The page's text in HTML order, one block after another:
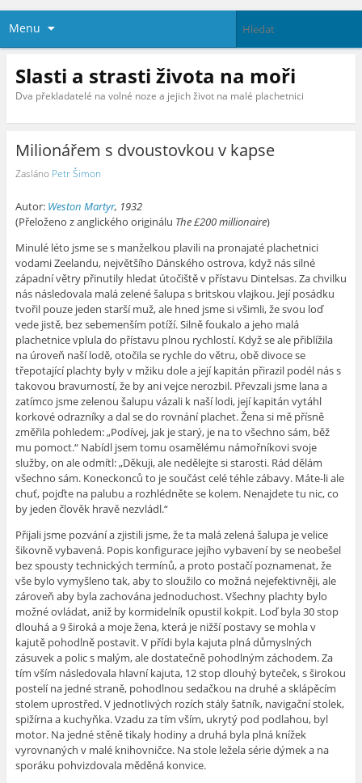
Menu
Slasti a strasti života na moři
Dva překladatelé na volné noze a jejich život na malé plachetnici
Milionářem s dvoustovkou v kapse
Zasláno Petr Šimon
Autor: Weston Martyr, 1932
(Přeloženo z anglického originálu The £200 millionaire)
Minulé léto jsme se s manželkou plavili na pronajaté plachetnici
vodami Zeelandu, největšího Dánského ostrova, když nás silné
západní větry přinutily hledat útočiště v přístavu Dintelsas. Za chvilku
nás následovala malá zelené šalupa s britskou vlajkou. Její posádku
tvořil pouze jeden starší muž, ale hned jsme si všimli, že svou loď
vede jistě, bez sebemenším potíží. Silně foukalo a jeho malá
plachetnice vplula do přístavu plnou rychlostí. Když se ale přiblížila
na úroveň naší lodě, otočila se rychle do větru, obě divoce se
třepotající plachty byly v mžiku dole a její kapitán přirazil podél nás s
takovou bravurností, že by ani vejce nerozbil. Převzali jsme lana a
zatímco jsme zelenou šalupu vázali k naší lodi, její kapitán vytáhl
korkové odrazníky a dal se do rovnání plachet. Žena si mě přísně
změřila pohledem: „Podívej, jak je starý, je na to všechno sám, běž
mu pomoct.“ Nabídl jsem tomu osamělému námořníkovi svoje
služby, on ale odmítl: „Děkuji, ale nedělejte si starosti. Rád dělám
všechno sám. Koneckonců to je součást celé téhle zábavy. Máte-li ale
chuť, pojďte na palubu a rozhlédněte se kolem. Nenajdete tu nic, co
by jeden člověk hravě nezvládl.“
Přijali jsme pozvání a zjistili jsme, že ta malá zelená šalupa je velice
šikovně vybavená. Popis konfigurace jejího vybavení by se neobešel
bez spousty technických termínů, a proto postačí poznamenat, že
vše bylo vymyšleno tak, aby to sloužilo co možná nejefektivněji, ale
zároveň aby byla zachována jednoduchost. Všechny plachty bylo
možné ovládat, aniž by kormidelník opustil kokpit. Loď byla 30 stop
dlouhá a 9 široká a moje žena, která je nižší postavy se mohla v
kajutě pohodlně postavit. V přídi byla kajuta plná důmyslných
zásuvek a polic s malým, ale dostatečně pohodlným záchodem. Za
tím vším následovala hlavní kajuta, 12 stop dlouhý byteček, s širokou
postelí na jedné straně, pohodlnou sedačkou na druhé a sklápěcím
stolem uprostřed. V jednotlivých rozích stály šatník, navigační stolek,
spižírna a kuchyňka. Vzadu za tím vším, ukrytý pod podlahou, byl
motor. Na jedné stěně tikaly hodiny a druhá byla plná knížek
vyrovnaných v malé knihovničce. Na stole ležela série dýmek a na
sporáku pohvizdovala měděná konvice.